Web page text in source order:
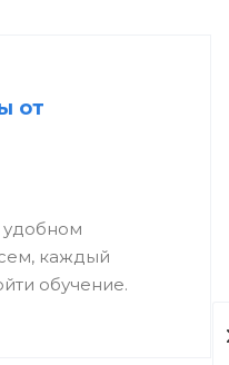
от
удобном
каждый
обучение.